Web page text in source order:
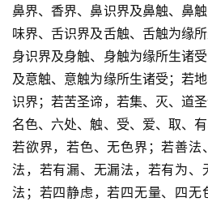
鼻界、香界、鼻识界及鼻触、鼻
味界、舌识界及舌触、舌触为缘
身识界及身触、身触为缘所生诸
及意触、意触为缘所生诸受；若
识界；若苦圣谛，若集、灭、道
名色、六处、触、受、爱、取、
若欲界，若色、无色界；若善法
法，若有漏、无漏法，若有为、
法；若四静虑，若四无量、四无